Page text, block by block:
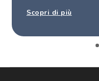
Scopri di più